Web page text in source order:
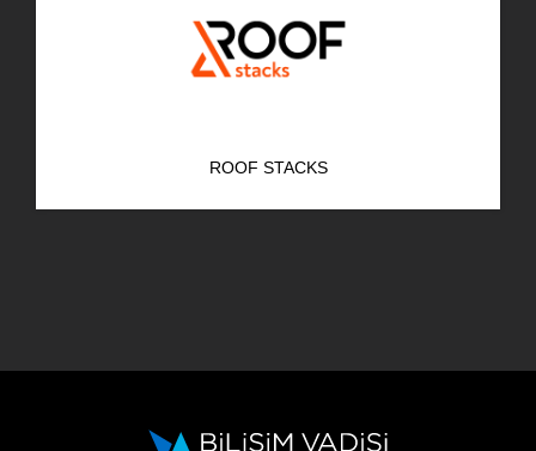
ROOF STACKS